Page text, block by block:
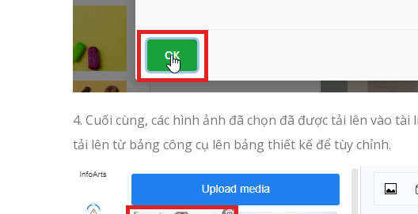
4. Cuối cùng, các hình ảnh đã chọn đã được tải lên vào
tải lên từ bảng công cụ lên bảng thiết kế để tùy chỉnh.